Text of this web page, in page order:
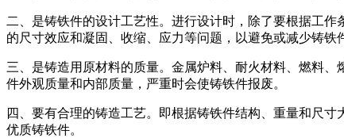
二、是铸铁件的设计工艺性。进行设计时，除了要根据工
的尺寸效应和凝固、收缩、应力等问题，以避免或减少铸铁
三、是铸造用原材料的质量。金属炉料、耐火材料、燃料
件外观质量和内部质量，严重时会使铸铁件报废。
四、要有合理的铸造工艺。即根据铸铁件结构、重量和尺
优质铸铁件。